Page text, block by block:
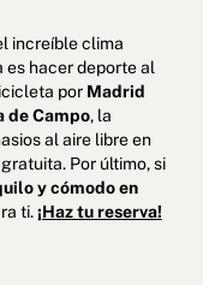
increíble clima
es hacer deporte al
por Madrid
de Campo, la
al aire libre en
Por último, si
y cómodo en
ti.¡Haz tu reserva!